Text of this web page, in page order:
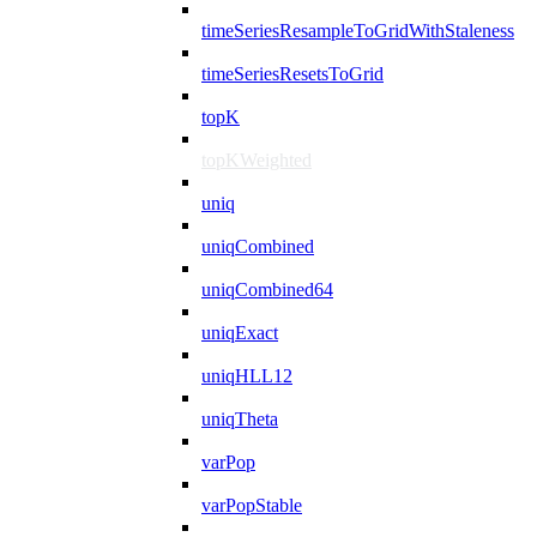
timeSeriesResampleToGridWithStaleness
timeSeriesResetsToGrid
topK
topKWeighted
uniq
uniqCombined
uniqCombined64
uniqExact
uniqHLL12
uniqTheta
varPop
varPopStable